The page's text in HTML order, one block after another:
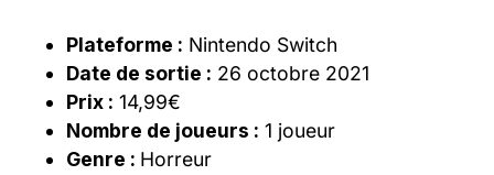
Plateforme : Nintendo Switch
Date de sortie : 26 octobre 2021
Prix : 14,99€
Nombre de joueurs : 1 joueur
Genre : Horreur